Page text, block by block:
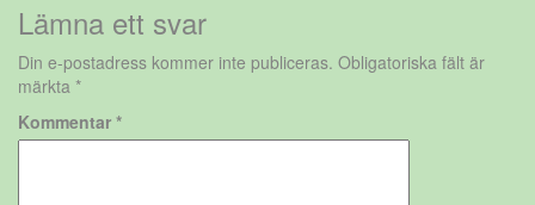
Lämna ett svar
Din e-postadress kommer inte publiceras. Obligatoriska fält är
märkta *
Kommentar *